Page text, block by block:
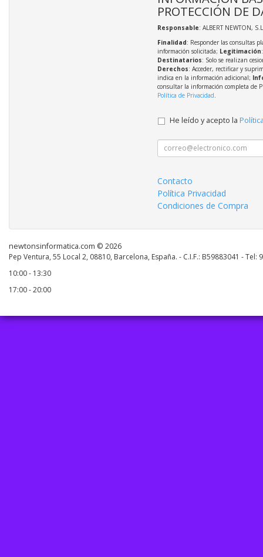
PROTECCIÓN DE
Responsable: ALBERT NEWTON,
Finalidad: Responder las consultas
información solicitada; Legitimación
Destinatarios: Solo se realizan
Derechos: Acceder, rectificar y
indica en la información adicional;
consultar la información completa de
Política de Privacidad.
He leído y acepto la
Contacto
Política Privacidad
Condiciones de Compra
newtonsinformatica.com © 2026
Pep Ventura, 55 Local 2, 08810, Barcelona, España. - C.I.F.: B59883041 - Tel:
10:00 - 13:30
17:00 - 20:00